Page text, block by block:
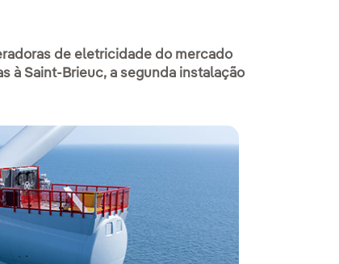
de eletricidade do mercado
à Saint-Brieuc, a segunda instalação